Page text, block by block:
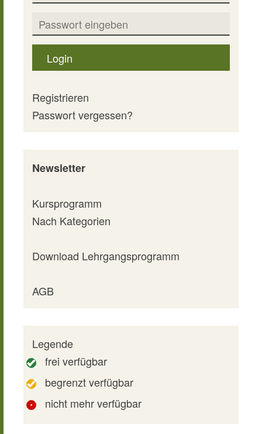
Login
Registrieren
Passwort vergessen?
Newsletter
Kursprogramm
Nach Kategorien
Download Lehrgangsprogramm
AGB
Legende
frei verfügbar
begrenzt verfügbar
nicht mehr verfügbar